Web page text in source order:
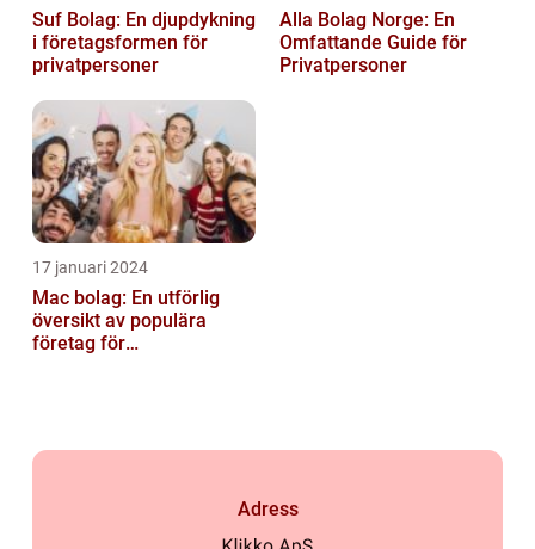
Suf Bolag: En djupdykning
i företagsformen för
privatpersoner
Alla Bolag Norge: En
Omfattande Guide för
Privatpersoner
17 januari 2024
Mac bolag: En utförlig
översikt av populära
företag för
Adress